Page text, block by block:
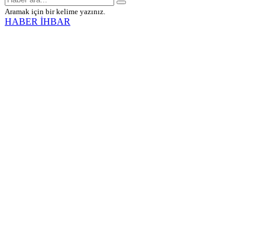
Aramak için bir kelime yazınız.
HABER İHBAR